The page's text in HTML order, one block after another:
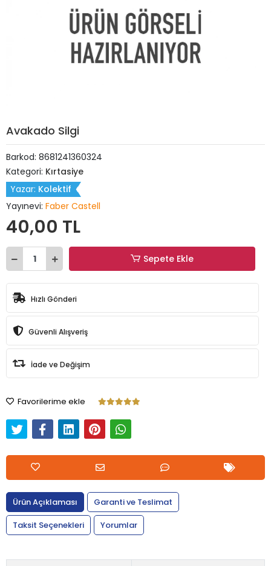
Avakado Silgi
Barkod: 8681241360324
Kategori: Kırtasiye
Yazar: Kolektif
Yayınevi: Faber Castell
40,00 TL
Sepete Ekle
Hızlı Gönderi
Güvenli Alışveriş
İade ve Değişim
Favorilerime ekle
Ürün Açıklaması
Garanti ve Teslimat
Taksit Seçenekleri
Yorumlar